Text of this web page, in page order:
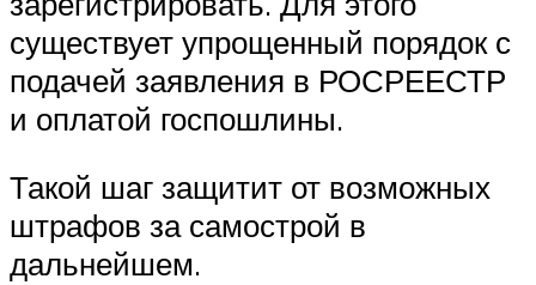
существует упрощенный порядок с
подачей заявления в РОСРЕЕСТР
и оплатой госпошлины.
Такой шаг защитит от возможных
штрафов за самострой в
дальнейшем.